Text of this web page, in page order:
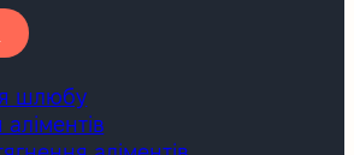
шлюбу